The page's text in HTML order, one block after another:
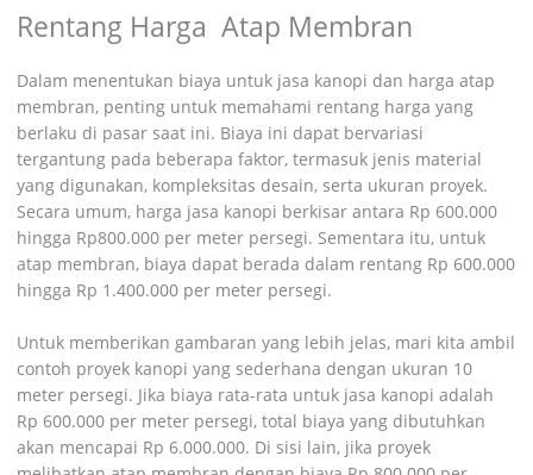
Rentang Harga Atap Membran
Dalam menentukan biaya untuk jasa kanopi dan harga atap
membran, penting untuk memahami rentang harga yang
berlaku di pasar saat ini. Biaya ini dapat bervariasi
tergantung pada beberapa faktor, termasuk jenis material
yang digunakan, kompleksitas desain, serta ukuran proyek.
Secara umum, harga jasa kanopi berkisar antara Rp 600.000
hingga Rp800.000 per meter persegi. Sementara itu, untuk
atap membran, biaya dapat berada dalam rentang Rp 600.000
hingga Rp 1.400.000 per meter persegi.
Untuk memberikan gambaran yang lebih jelas, mari kita ambil
contoh proyek kanopi yang sederhana dengan ukuran 10
meter persegi. Jika biaya rata-rata untuk jasa kanopi adalah
Rp 600.000 per meter persegi, total biaya yang dibutuhkan
akan mencapai Rp 6.000.000. Di sisi lain, jika proyek